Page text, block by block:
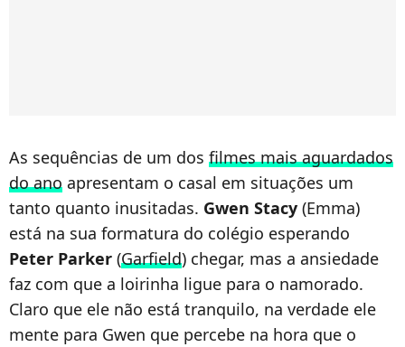
As sequências de um dos filmes mais aguardados
do ano apresentam o casal em situações um
tanto quanto inusitadas. Gwen Stacy (Emma)
está na sua formatura do colégio esperando
Peter Parker (Garfield) chegar, mas a ansiedade
faz com que a loirinha ligue para o namorado.
Claro que ele não está tranquilo, na verdade ele
mente para Gwen que percebe na hora que o